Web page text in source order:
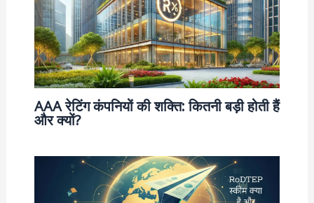
AAA रेटिंग कंपनियों की शक्ति: कितनी बड़ी होती हैं
और क्यों?